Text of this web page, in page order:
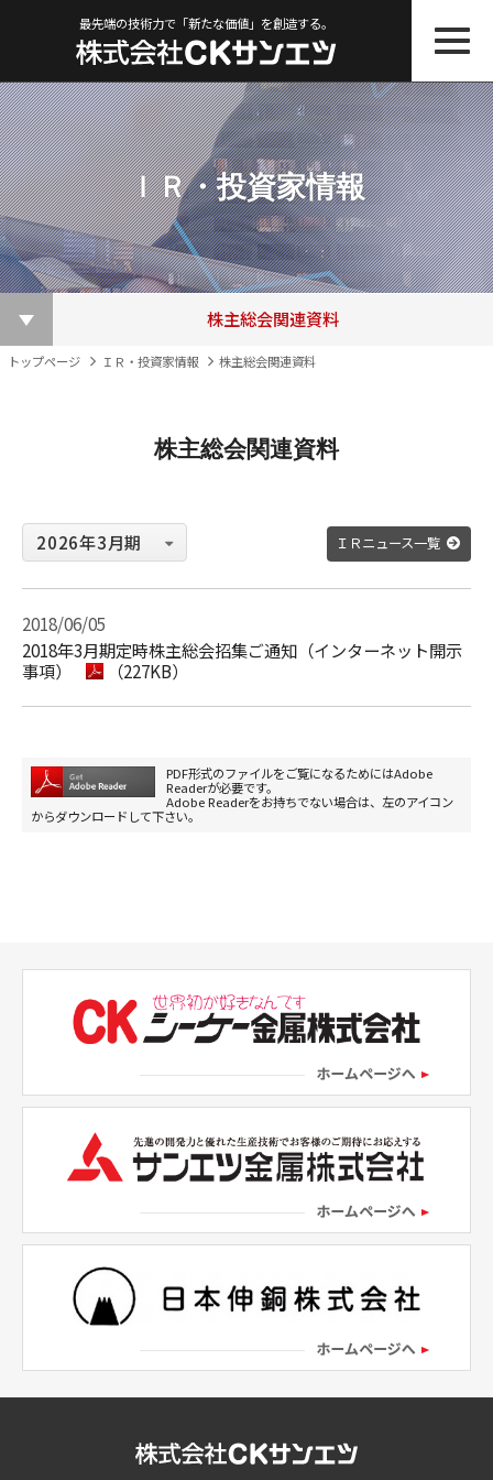
最先端の技術力で「新たな価値」を創造する。
ＩＲ・投資家情報
ＩＲニュース一覧
決算短信
適時開示書類
株主総会関連資料
その他ＩＲ資料
株主優待制度
電子公告
株価情報
トップページ ＩＲ・投資家情報 株主総会関連資料
株主総会関連資料
ＩＲニュース一覧
2018/06/05
2018年3月期定時株主総会招集ご通知（インターネット開示
事項）
（227KB）
PDF形式のファイルをご覧になるためにはAdobe
Readerが必要です。
Adobe Readerをお持ちでない場合は、左のアイコン
からダウンロードして下さい。